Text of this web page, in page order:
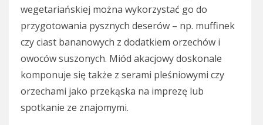
wegetariańskiej można wykorzystać go do
przygotowania pysznych deserów – np. muffinek
czy ciast bananowych z dodatkiem orzechów i
owoców suszonych. Miód akacjowy doskonale
komponuje się także z serami pleśniowymi czy
orzechami jako przekąska na imprezę lub
spotkanie ze znajomymi.